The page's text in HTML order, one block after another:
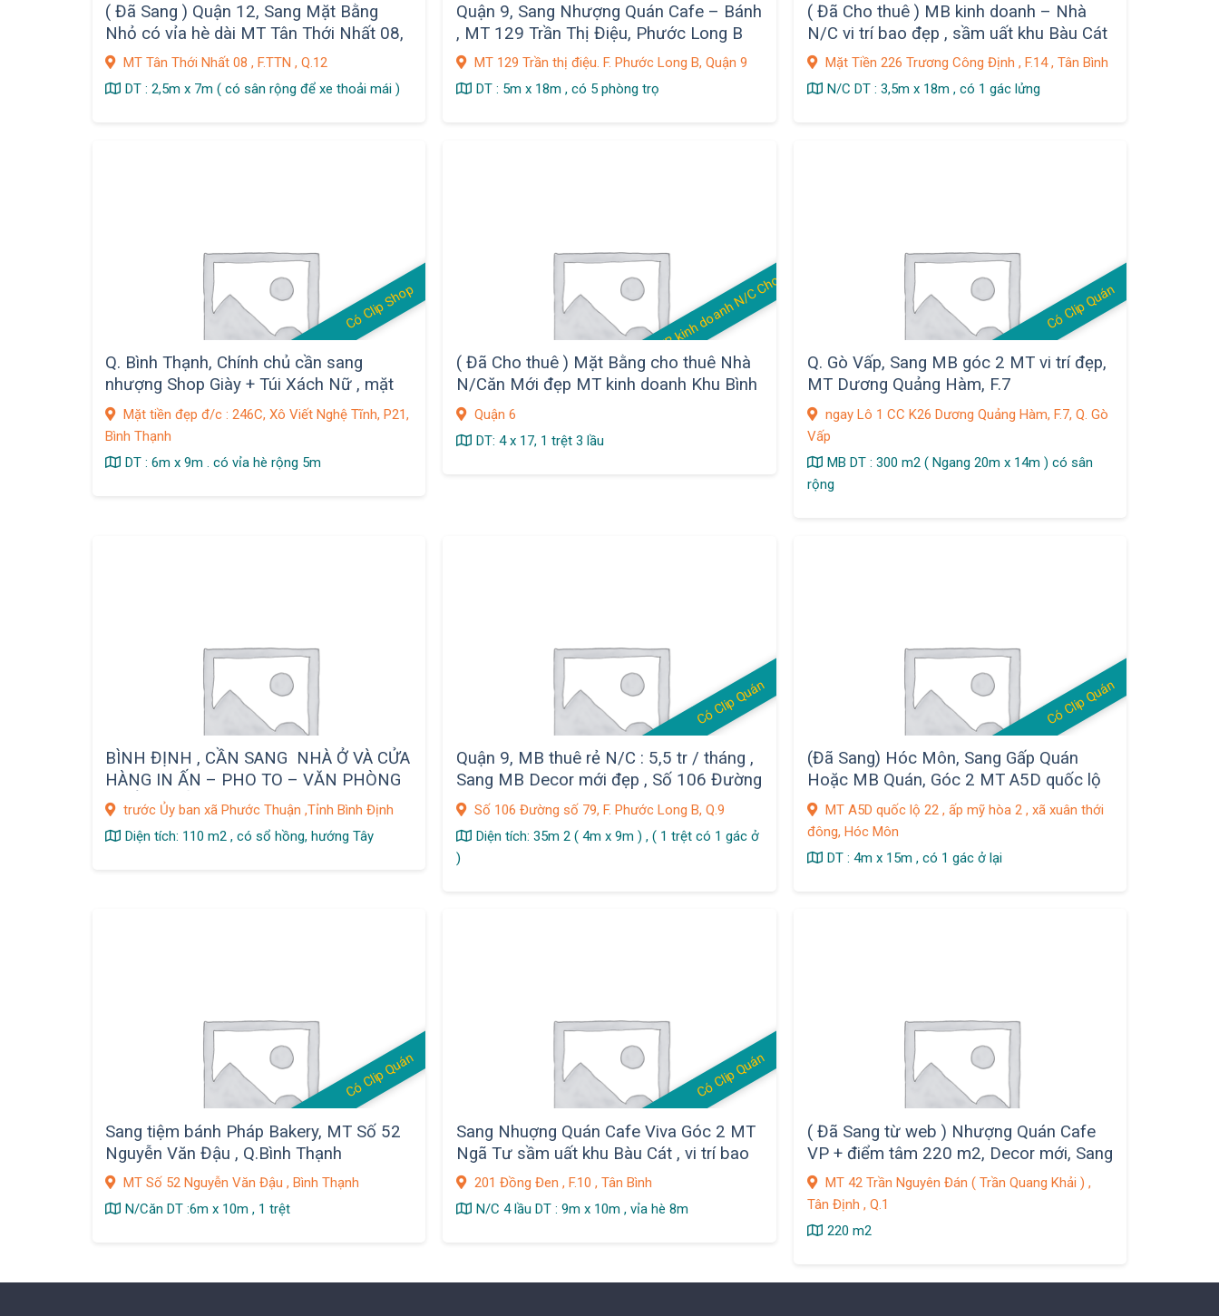
( Đã Sang ) Quận 12, Sang Mặt Bằng
Nhỏ có vỉa hè dài MT Tân Thới Nhất 08,
gần chợ sầm uất, Giá sang : 9 tr, F. TTN
MT Tân Thới Nhất 08 , F.TTN , Q.12
DT : 2,5m x 7m ( có sân rộng để xe thoải mái )
Quận 9, Sang Nhượng Quán Cafe – Bánh
, MT 129 Trần Thị Điệu, Phước Long B
MT 129 Trần thị điệu. F. Phước Long B, Quận 9
DT : 5m x 18m , có 5 phòng trọ
( Đã Cho thuê ) MB kinh doanh – Nhà
N/C vi trí bao đẹp , sầm uất khu Bàu Cát
, Q. Tân Bình
Mặt Tiền 226 Trương Công Định , F.14 , Tân Bình
N/C DT : 3,5m x 18m , có 1 gác lửng
Có Clip Shop
Q. Bình Thạnh, Chính chủ cần sang
nhượng Shop Giày + Túi Xách Nữ , mặt
bằng Decor Đẹp
Mặt tiền đẹp đ/c : 246C, Xô Viết Nghệ Tĩnh, P21,
Bình Thạnh
DT : 6m x 9m . có vỉa hè rộng 5m
MB kinh doanh N/C Cho thuê
( Đã Cho thuê ) Mặt Bằng cho thuê Nhà
N/Căn Mới đẹp MT kinh doanh Khu Bình
Phú, Q.6
Quận 6
DT: 4 x 17, 1 trệt 3 lầu
Có Clip Quán
Q. Gò Vấp, Sang MB góc 2 MT vi trí đẹp,
MT Dương Quảng Hàm, F.7
ngay Lô 1 CC K26 Dương Quảng Hàm, F.7, Q. Gò
Vấp
MB DT : 300 m2 ( Ngang 20m x 14m ) có sân
rộng
BÌNH ĐỊNH , CẦN SANG NHÀ Ở VÀ CỬA
HÀNG IN ẤN – PHO TO – VĂN PHÒNG
PHẨM – ĐỒ DÙNG HỌC SINH TRƯỚC
ỦY BAN XÃ
trước Ủy ban xã Phước Thuận ,Tỉnh Bình Định
Diện tích: 110 m2 , có sổ hồng, hướng Tây
Có Clip Quán
Quận 9, MB thuê rẻ N/C : 5,5 tr / tháng ,
Sang MB Decor mới đẹp , Số 106 Đường
số 79, F. Phước Long B,
Số 106 Đường số 79, F. Phước Long B, Q.9
Diện tích: 35m 2 ( 4m x 9m ) , ( 1 trệt có 1 gác ở
)
Có Clip Quán
(Đã Sang) Hóc Môn, Sang Gấp Quán
Hoặc MB Quán, Góc 2 MT A5D quốc lộ
22 , ấp mỹ hòa 2 , xã xuân thới đông
MT A5D quốc lộ 22 , ấp mỹ hòa 2 , xã xuân thới
đông, Hóc Môn
DT : 4m x 15m , có 1 gác ở lại
Có Clip Quán
Sang tiệm bánh Pháp Bakery, MT Số 52
Nguyễn Văn Đậu , Q.Bình Thạnh
MT Số 52 Nguyễn Văn Đậu , Bình Thạnh
N/Căn DT :6m x 10m , 1 trệt
Có Clip Quán
Sang Nhuợng Quán Cafe Viva Góc 2 MT
Ngã Tư sầm uất khu Bàu Cát , vi trí bao
đẹp201 Đồng Đen , F.10 , Tân Bình
N/C 4 lầu DT : 9m x 10m , vỉa hè 8m
( Đã Sang từ web ) Nhượng Quán Cafe
VP + điểm tâm 220 m2, Decor mới, Sang
thiện chí chỉ 390tr, Q.1
MT 42 Trần Nguyên Đán ( Trần Quang Khải ) ,
Tân Định , Q.1
220 m2